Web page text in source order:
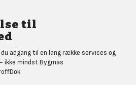
til
adgang til en lang række services og
ikke mindst Bygmas